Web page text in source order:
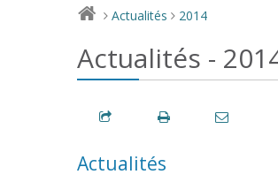
> Actualités > 2014
Actualités -
Actualités